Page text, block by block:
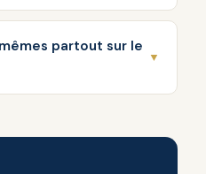
partout sur le
▼